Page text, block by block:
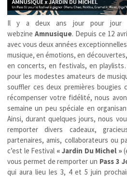
Il y a deux ans jour pour jour
webzineAmnusique. Depuis ce 12
avec vous deux années
musique, en émotions, en
en concerts, en festivals, en
pour les modestes amateurs de
souffler ces deux premières bougies
récompenser votre fidélité, nous
semaine un peu spéciale en
Ainsi, durant quelques jours, nous
remporter divers cadeaux,
partenaires, amis, collaborateurs ou
c’est le Festival « Jardin Du Michel »
vous permet de remporter un Pass 3
qui aura lieu les 3, 4 et 5 juin